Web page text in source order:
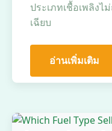
ประเภทเชื้อเพลิงไ
เฉียบ
อ่านเพิ่มเติม